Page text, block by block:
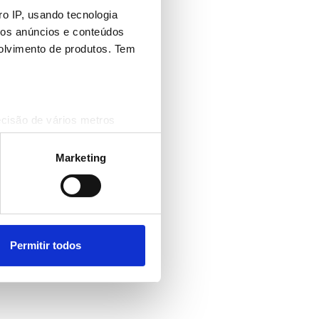
IP, usando tecnologia
anúncios e conteúdos
de produtos. Tem
de vários metros
digital)
na
secção de detalhes
de redes sociais, de
recolhidas por estes a
Marketing
Permitir todos